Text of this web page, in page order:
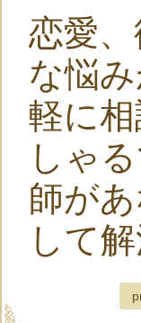
恋愛
な悩
軽に
しゃ
師が
して